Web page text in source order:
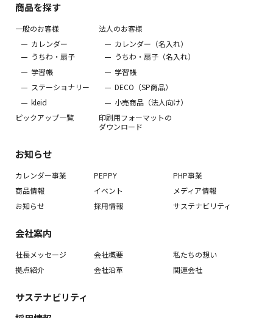
商品を探す
一般のお客様
カレンダー
うちわ・扇子
学習帳
ステーショナリー
kleid
ピックアップ一覧
法人のお客様
カレンダー（名入れ）
うちわ・扇子（名入れ）
学習帳
DECO（SP商品）
小売商品（法人向け）
印刷用フォーマットの
ダウンロード
お知らせ
カレンダー事業 PEPPY
PHP事業
商品情報
イベント
メディア情報
お知らせ
採用情報 サステナビリティ
会社案内
社長メッセージ 会社概要
私たちの想い
拠点紹介
会社沿革 関連会社
サステナビリティ